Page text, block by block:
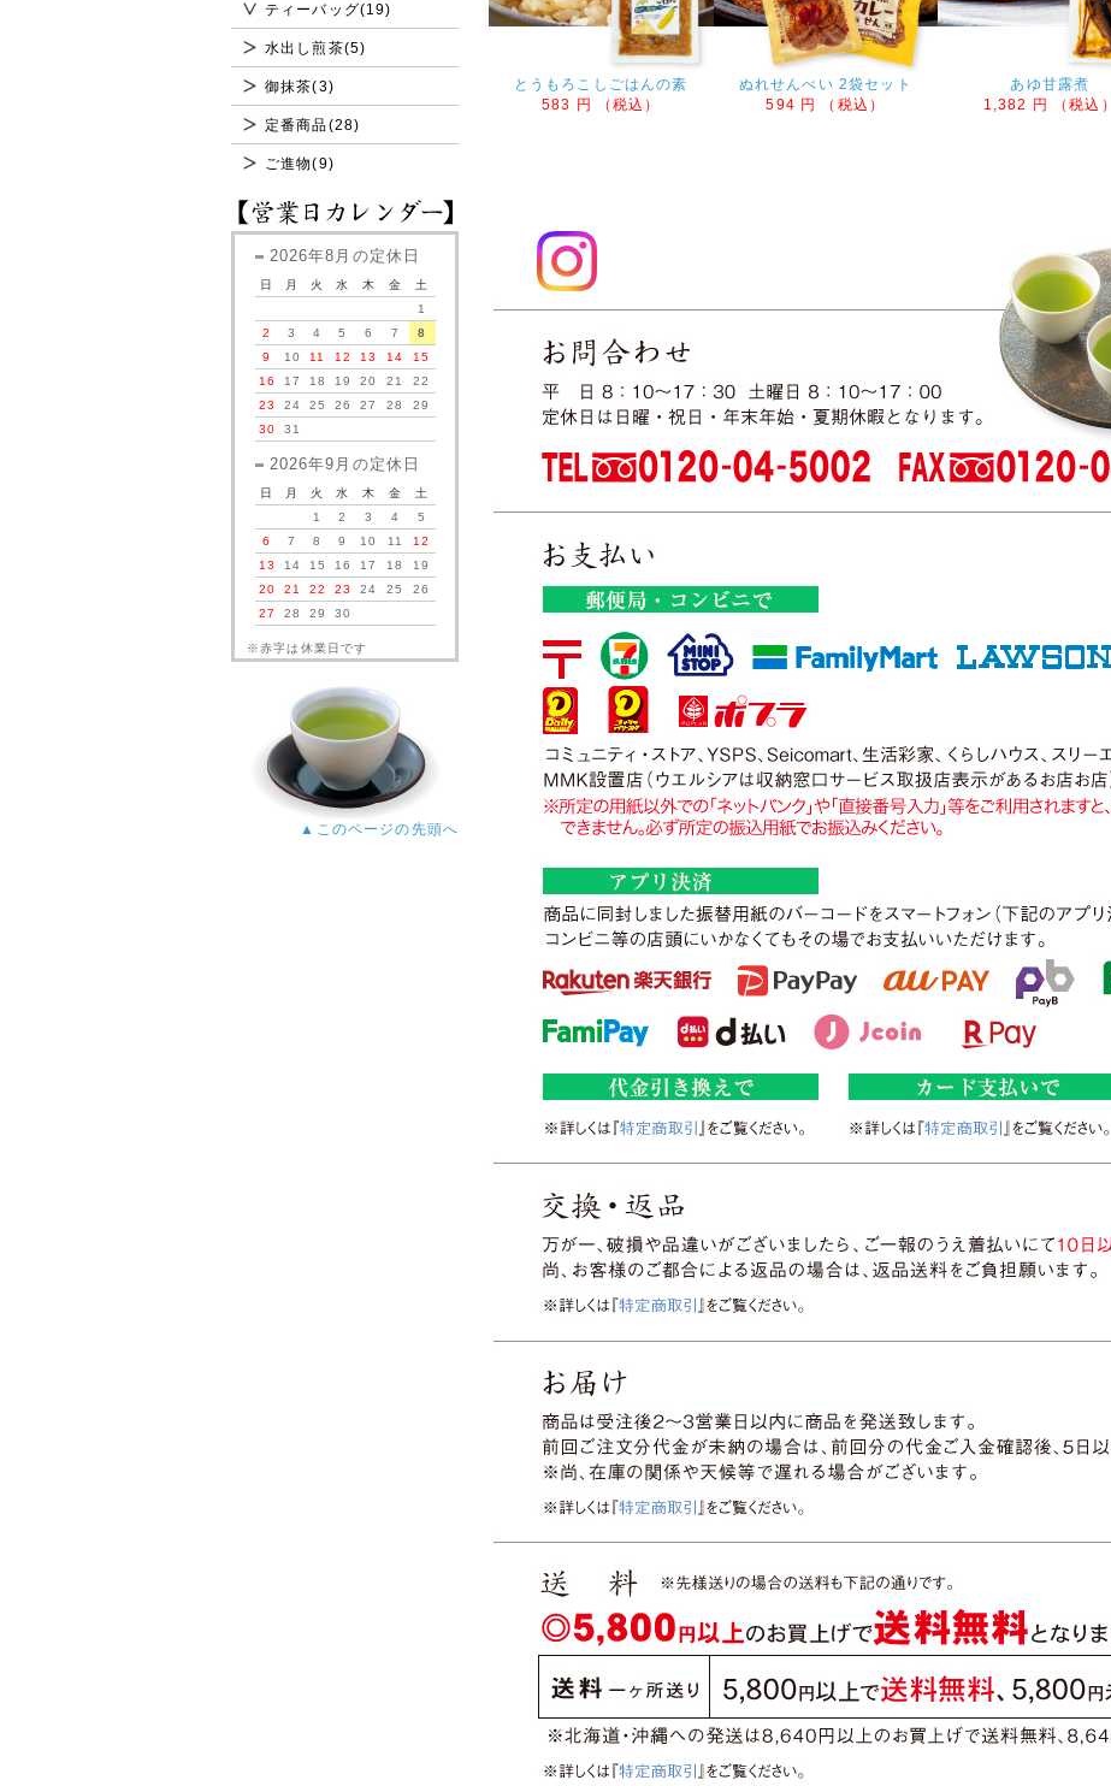
ティーバッグ(19)
水出し煎茶(5)
御抹茶(3)
定番商品(28)
ご進物(9)
2026年8月の定休日
日 月 火 水 木 金
土
1
2
3 4 5 6 7
8
9
10 11 12 13 14
15
16
17 18 19 20 21
22
23
24 25 26 27 28
29
30
31
2026年9月の定休日
日 月 火 水 木 金
土
1
2 3 4
5
6
7 8 9 10 11
12
13
14 15 16 17 18
19
20
21 22 23 24 25
26
27
28 29 30
※赤字は休業日です
▲このページの先頭へ
とうもろこしごはんの素
583 円 （税込）
ぬれせんべい 2袋セット
594 円 （税込）
あゆ甘露煮
1,382 円 （税込）